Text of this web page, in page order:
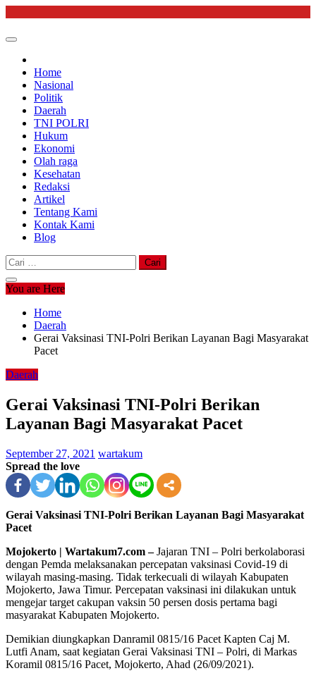
content
Home
Nasional
Politik
Daerah
TNI POLRI
Hukum
Ekonomi
Olah raga
Kesehatan
Redaksi
Artikel
Tentang Kami
Kontak Kami
Blog
Cari
untuk:
You are Here
Home
Daerah
Gerai Vaksinasi TNI-Polri Berikan Layanan Bagi Masyarakat
Pacet
Daerah
Gerai Vaksinasi TNI-Polri Berikan
Layanan Bagi Masyarakat Pacet
September 27, 2021 wartakum
Spread the love
Gerai Vaksinasi TNI-Polri Berikan Layanan Bagi Masyarakat
Pacet
Mojokerto | Wartakum7.com –Jajaran TNI – Polri berkolaborasi
dengan Pemda melaksanakan percepatan vaksinasi Covid-19 di
wilayah masing-masing. Tidak terkecuali di wilayah Kabupaten
Mojokerto, Jawa Timur. Percepatan vaksinasi ini dilakukan untuk
mengejar target cakupan vaksin 50 persen dosis pertama bagi
masyarakat Kabupaten Mojokerto.
Demikian diungkapkan Danramil 0815/16 Pacet Kapten Caj M.
Lutfi Anam, saat kegiatan Gerai Vaksinasi TNI – Polri, di Markas
Koramil 0815/16 Pacet, Mojokerto, Ahad (26/09/2021).